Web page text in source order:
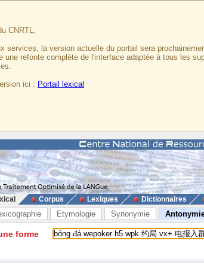
CNRTL,
services, la version actuelle du portail sera
une refonte complète de l'interface adaptée à tous les
ici : Portail lexical
Corpus Lexiques Dictionnaires
Etymologie Synonymie
forme